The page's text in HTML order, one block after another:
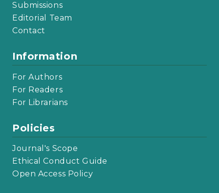
Submissions
Editorial Team
Contact
Information
For Authors
For Readers
For Librarians
Policies
Journal's Scope
Ethical Conduct Guide
Open Access Policy